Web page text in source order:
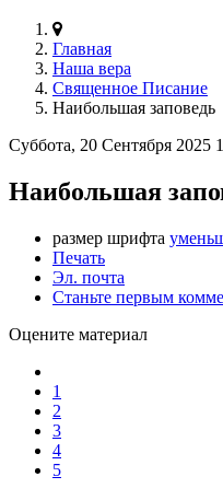
Главная
Наша вера
Священное Писание
Наибольшая заповедь
Суббота, 20 Сентября 2025
Наибольшая
размер шрифта
Печать
Эл. почта
Станьте первым
Оцените материал
1
2
3
4
5